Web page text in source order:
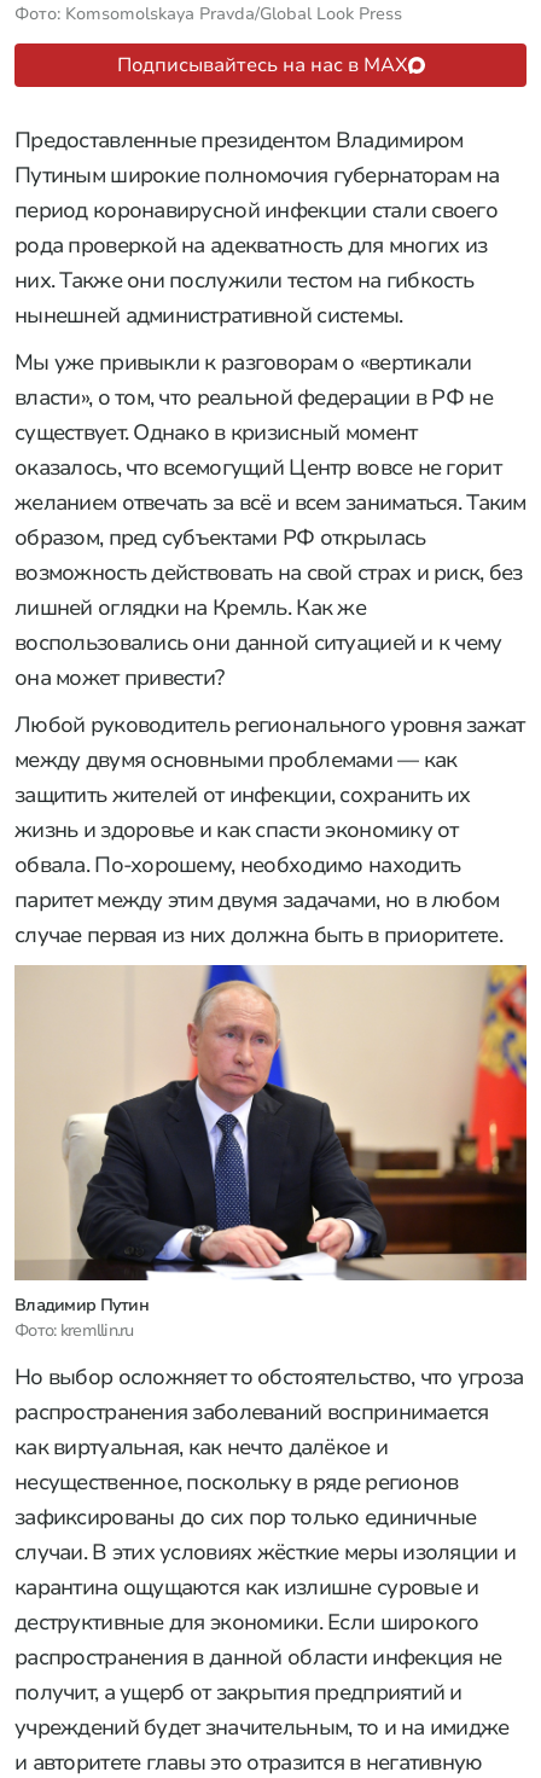
Фото: Komsomolskaya Pravda/Global Look Press
Подписывайтесь на нас в MAX
Предоставленные президентом Владимиром
Путиным широкие полномочия губернаторам на
период коронавирусной инфекции стали своего
рода проверкой на адекватность для многих из
них. Также они послужили тестом на гибкость
нынешней административной системы.
Мы уже привыкли к разговорам о «вертикали
власти», о том, что реальной федерации в РФ не
существует. Однако в кризисный момент
оказалось, что всемогущий Центр вовсе не горит
желанием отвечать за всё и всем заниматься. Таким
образом, пред субъектами РФ открылась
возможность действовать на свой страх и риск, без
лишней оглядки на Кремль. Как же
воспользовались они данной ситуацией и к чему
она может привести?
Любой руководитель регионального уровня зажат
между двумя основными проблемами — как
защитить жителей от инфекции, сохранить их
жизнь и здоровье и как спасти экономику от
обвала. По-хорошему, необходимо находить
паритет между этим двумя задачами, но в любом
случае первая из них должна быть в приоритете.
Владимир Путин
Фото: kremllin.ru
Но выбор осложняет то обстоятельство, что угроза
распространения заболеваний воспринимается
как виртуальная, как нечто далёкое и
несущественное, поскольку в ряде регионов
зафиксированы до сих пор только единичные
случаи. В этих условиях жёсткие меры изоляции и
карантина ощущаются как излишне суровые и
деструктивные для экономики. Если широкого
распространения в данной области инфекция не
получит, а ущерб от закрытия предприятий и
учреждений будет значительным, то и на имидже
и авторитете главы это отразится в негативную